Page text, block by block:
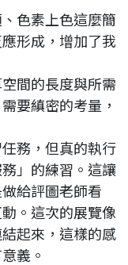
色素上色這麼簡
形成，增加了我
間的長度與所需
要縝密的考量，
務，但真的執行
」的練習。這讓
給評圖老師看
。這次的展覽像
起來，這樣的感
義。